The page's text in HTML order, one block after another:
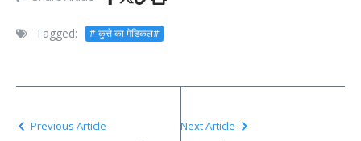
Tagged: # कुत्ते का मेडिकल#
Previous Article Next Article